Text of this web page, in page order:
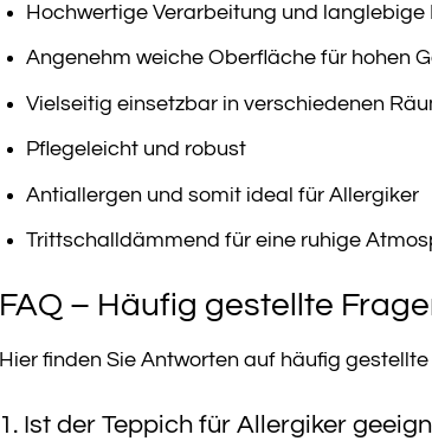
Hochwertige Verarbeitung und langlebige
Angenehm weiche Oberfläche für hohen
Vielseitig einsetzbar in verschiedenen
Pflegeleicht und robust
Antiallergen und somit ideal für Allergiker
Trittschalldämmend für eine ruhige
FAQ – Häufig gestellte
Hier finden Sie Antworten auf häufig
1. Ist der Teppich für Allergiker